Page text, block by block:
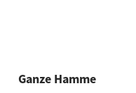
Ganze Hamme